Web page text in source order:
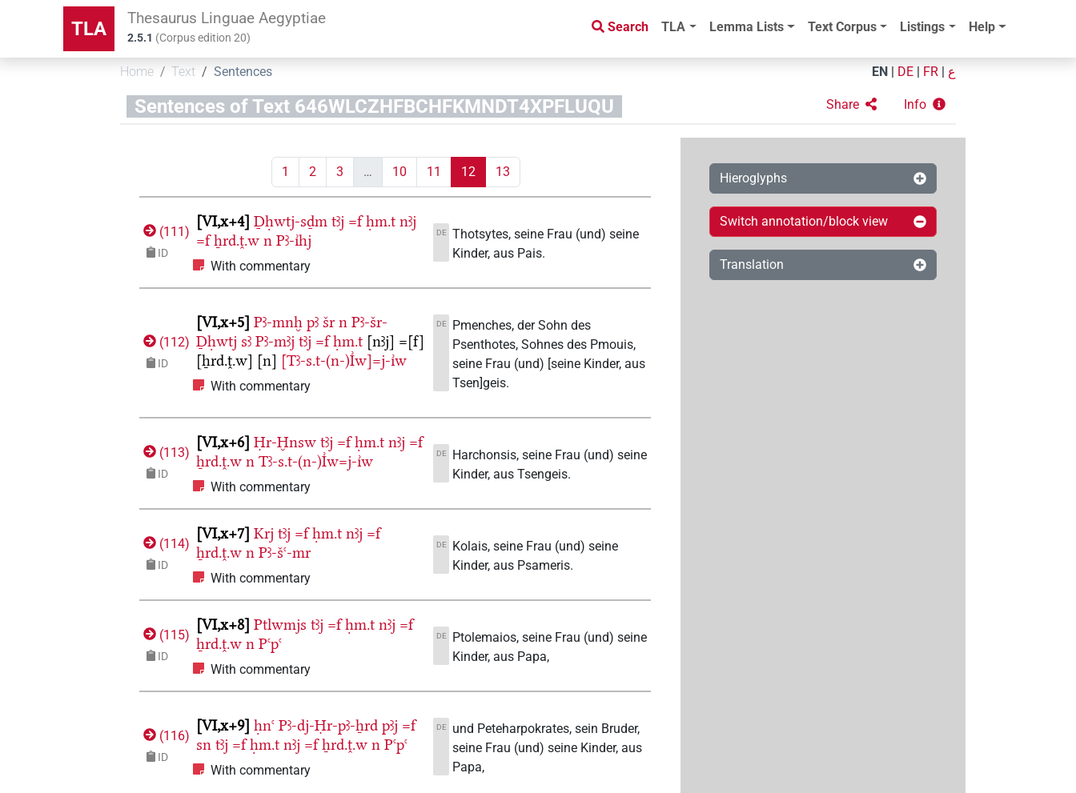
TLA Thesaurus Linguae Aegyptiae
2.5.1 (Corpus edition20)
Search TLA Lemma Lists Text Corpus Listings Help
Home Text Sentences EN DE FR ع
Sentences of Text 646WLCZHFBCHFKMNDT4XPFLUQU Share Info
1 2 3 … 10 11 12 13
(111)
ID
VI,x+4 Ḏḥwtj-sḏm tꜣj =f ḥm.t nꜣj
=f ẖrd.ṱ.w n Pꜣ-ı͗hj
With commentary
DE Thotsytes, seine Frau (und) seine
Kinder, aus Pais.
(112)
ID
VI,x+5 Pꜣ-mnḫ pꜣ šr n Pꜣ-šr-
Ḏḥwtj sꜣ Pꜣ-mꜣj tꜣj =f ḥm.t [nꜣj] =[f]
[ẖrd.ṱ.w] [n] [Tꜣ-s.t-(n-)I͗w]=j-ı͗w
With commentary
DE
Pmenches, der Sohn des
Psenthotes, Sohnes des Pmouis,
seine Frau (und) [seine Kinder, aus
Tsen]geis.
(113)
ID
VI,x+6 Ḥr-Ḫnsw tꜣj =f ḥm.t nꜣj =f
ẖrd.ṱ.w n Tꜣ-s.t-(n-)I͗w=j-ı͗w
With commentary
DE
Harchonsis, seine Frau (und) seine
Kinder, aus Tsengeis.
(114)
ID
VI,x+7 Krj tꜣj =f ḥm.t nꜣj =f
ẖrd.ṱ.w n Pꜣ-šꜥ-mr
With commentary
DE
Kolais, seine Frau (und) seine
Kinder, aus Psameris.
(115)
ID
VI,x+8 Ptlwmjs tꜣj =f ḥm.t nꜣj =f
ẖrd.ṱ.w n Pꜥpꜥ
With commentary
DE
Ptolemaios, seine Frau (und) seine
Kinder, aus Papa,
(116)
ID
VI,x+9 ḥnꜥ Pꜣ-dj-Ḥr-pꜣ-ẖrd pꜣj =f
sn tꜣj =f ḥm.t nꜣj =f ẖrd.ṱ.w n Pꜥpꜥ
With commentary
DE
und Peteharpokrates, sein Bruder,
seine Frau (und) seine Kinder, aus
Papa,
Hieroglyphs
Switch annotation/block view
Translation